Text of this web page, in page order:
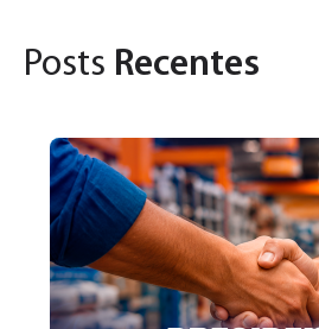
Posts Recentes